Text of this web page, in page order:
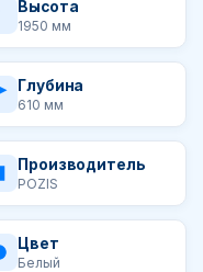
Высота
1950 мм
Глубина
610 мм
Производитель
POZIS
Цвет
Белый